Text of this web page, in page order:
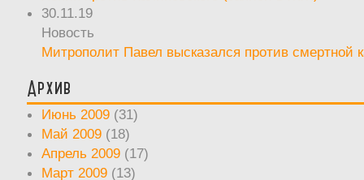
30.11.19
Новость
Митрополит Павел высказался против смертной
Архив
Июнь 2009 (31)
Май 2009 (18)
Апрель 2009 (17)
Март 2009 (13)